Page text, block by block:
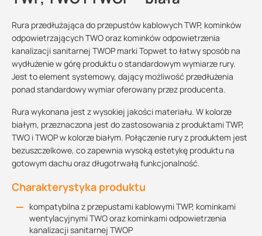
Rura przedłużająca do przepustów kablowych TWP, kominków
odpowietrzających TWO oraz kominków odpowietrzenia
kanalizacji sanitarnej TWOP marki Topwet to łatwy sposób na
wydłużenie w górę produktu o standardowym wymiarze rury.
Jest to element systemowy, dający możliwość przedłużenia
ponad standardowy wymiar oferowany przez producenta.
Rura wykonana jest z wysokiej jakości materiału. W kolorze
białym, przeznaczona jest do zastosowania z produktami TWP,
TWO i TWOP w kolorze białym. Połączenie rury z produktem jest
bezuszczelkowe, co zapewnia wysoką estetykę produktu na
gotowym dachu oraz długotrwałą funkcjonalność.
Charakterystyka produktu
kompatybilna z przepustami kablowymi TWP, kominkami
wentylacyjnymi TWO oraz kominkami odpowietrzenia
kanalizacji sanitarnej TWOP